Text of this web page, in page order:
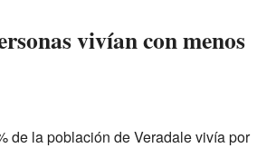
vivían con menos
de la población de Veradale vivía por